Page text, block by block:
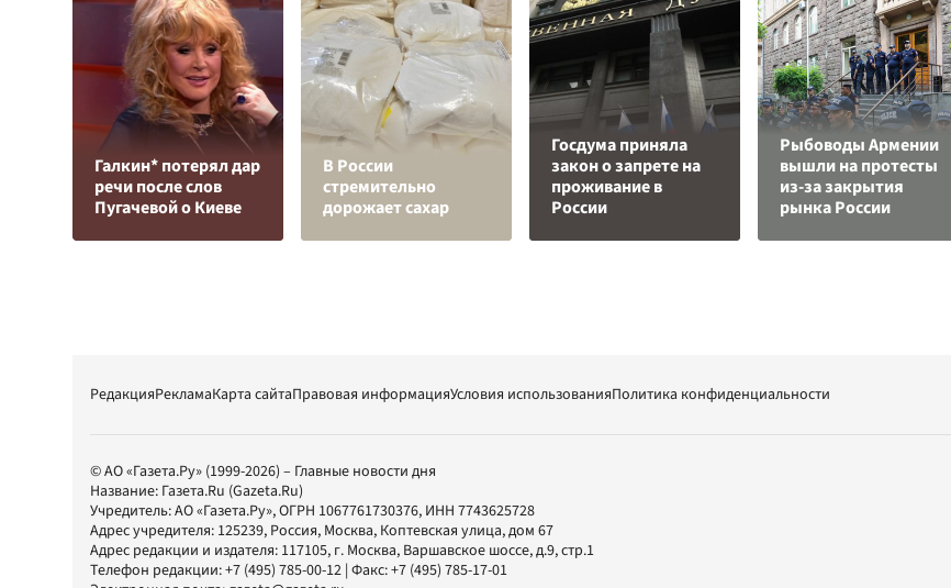
Галкин* потерял дар
речи после слов
Пугачевой о Киеве
В России
стремительно
дорожает сахар
Госдума приняла
закон о запрете на
проживание в
России
Рыбоводы Армении
вышли на протесты
из-за закрытия
рынка России
РедакцияРекламаКарта сайтаПравовая информацияУсловия использованияПолитика конфиденциальности
© АО «Газета.Ру» (1999-2026) – Главные новости дня
Название: Газета.Ru (Gazeta.Ru)
Учредитель:АО «Газета.Ру», ОГРН 1067761730376, ИНН 7743625728
Адрес учредителя: 125239, Россия, Москва, Коптевская улица, дом 67
Адрес редакции и издателя: 117105, г. Москва, Варшавское шоссе, д.9, стр.1
Телефон редакции:+7 (495) 785-00-12 | Факс:+7 (495) 785-17-01